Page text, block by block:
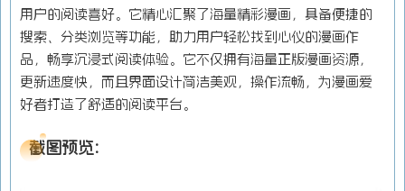
用户的阅读喜好。它精心汇聚了海量精彩漫画，具备便捷的
搜索、分类浏览等功能，助力用户轻松找到心仪的漫画作
品，畅享沉浸式阅读体验。它不仅拥有海量正版漫画资源，
更新速度快，而且界面设计简洁美观，操作流畅，为漫画爱
好者打造了舒适的阅读平台。
截图预览: